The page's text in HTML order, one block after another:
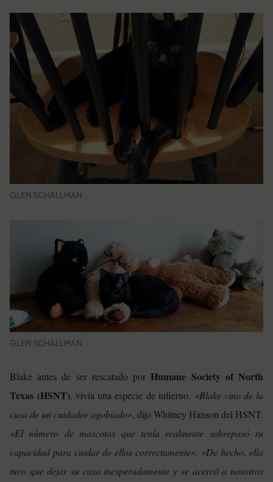
GLEN SCHALLMAN
GLEN SCHALLMAN
Blake antes de ser rescatado por Humane Society of North
Texas (HSNT), vivía una especie de infierno. «Blake vino de la
casa de un cuidador agobiado», dijo Whitney Hanson del HSNT.
«El número de mascotas que tenía realmente sobrepasó su
capacidad para cuidar de ellos correctamente». «De hecho, ella
tuvo que dejar su casa inesperadamente y se acercó a nosotros